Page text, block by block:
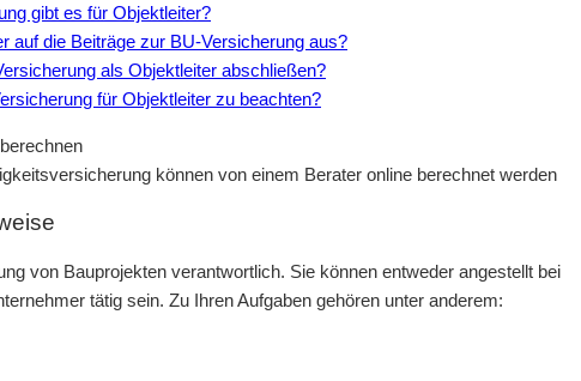
gibt es für Objektleiter?
auf die Beiträge zur BU-Versicherung aus?
als Objektleiter abschließen?
für Objektleiter zu beachten?
können von einem Berater online berechnet werden
von Bauprojekten verantwortlich. Sie können entweder angestellt bei
tätig sein. Zu Ihren Aufgaben gehören unter anderem: